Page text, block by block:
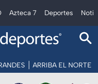
Azteca 7 Deportes
ARRIBA EL NORTE